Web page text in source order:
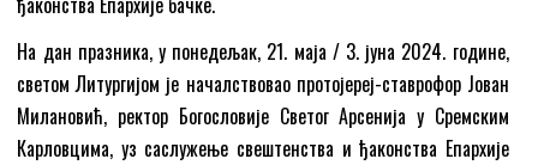
На дан празника, у понедељак, 21. маја / 3. јуна 2024. године,
светом Литургијом је началствовао протојереј-ставрофор Јован
Милановић, ректор Богословије Светог Арсенија у Сремским
Карловцима, уз саслужење свештенства и ђаконства Епархије